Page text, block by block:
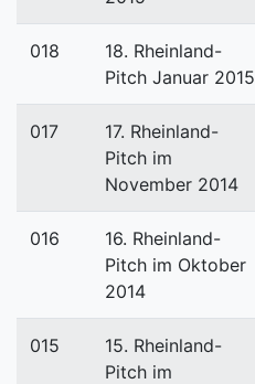
018
18. Rheinland-
Pitch Januar 2015
017
17. Rheinland-
Pitch im
November 2014
016
16. Rheinland-
Pitch im Oktober
2014
015
15. Rheinland-
Pitch im